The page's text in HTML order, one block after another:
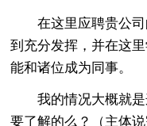
在这里应聘贵公
到充分发挥，并在这
能和诸位成为同事。
我的情况大概就
要了解的么？（主体